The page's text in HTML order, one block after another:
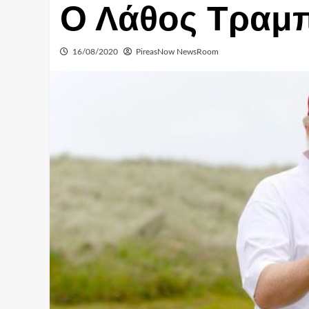
Ο Λάθος
16/08/2020 PireasNow NewsRoom